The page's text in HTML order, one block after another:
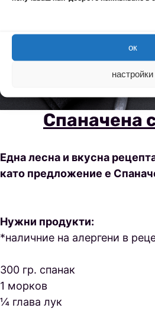
ок
настройки
Спаначена
Една лесна и вкусна
като предложение е
Нужни продукти:
*наличние на алергени в
300 гр. спанак
1 морков
¼ глава лук